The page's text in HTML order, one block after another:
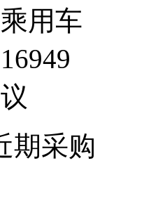
乘用车
16949
期采购